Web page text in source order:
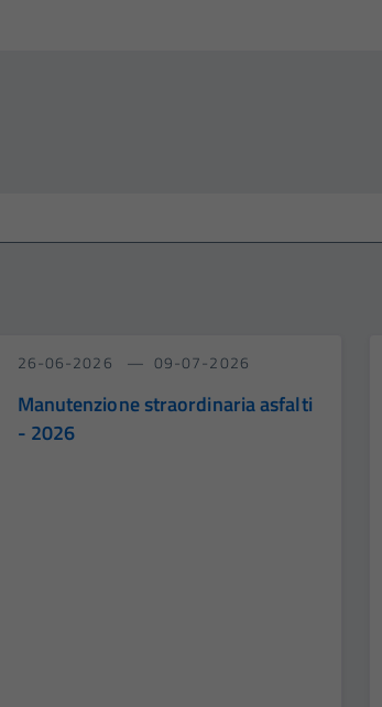
26-06-2026 09-07-2026
Manutenzione straordinaria asfalti
- 2026